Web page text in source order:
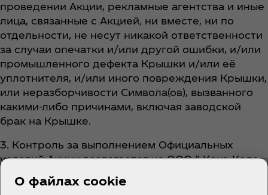
проведении Акции, рекламные агентства и иные
лица, связанные с Акцией, ни вместе, ни по
отдельности, не несут никакой ответственности
за случаи опечатки и/или другой ошибки, и/или
промышленного дефекта Крышки и/или её
уплотнителя, и/или иного повреждения Крышки,
или неразборчивости Символа(ов), вызванного
какими-либо причинами, включая заводской
брак на Крышке.
3. Контроль за выполнением Официальных
условий Акции возлагается на ООО ” Кока-Кола
Нушокихои Точикистон".
О файлах cookie